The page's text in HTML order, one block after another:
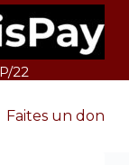
22
Faites un don